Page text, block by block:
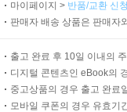
마이페이지 > 반품/교환 신
판매자 배송 상품은 판매자
출고 완료 후 10일 이내의
디지털 콘텐츠인 eBook의
중고상품의 경우 출고 완료
모바일 쿠폰의 경우 유효기